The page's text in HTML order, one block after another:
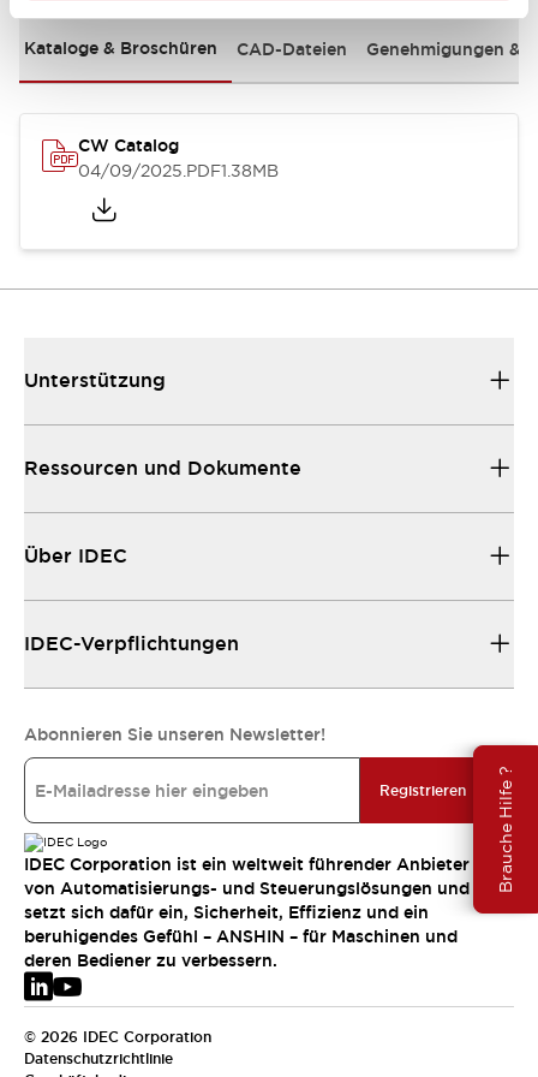
Brauche Hilfe ?
Kataloge & Broschüren CAD-Dateien Genehmigungen &
CW Catalog
04/09/2025.PDF1.38MB
Unterstützung
Ressourcen und Dokumente
Über IDEC
IDEC-Verpflichtungen
Abonnieren Sie unseren Newsletter!
Registrieren
IDEC Corporation ist ein weltweit führender Anbieter
von Automatisierungs- und Steuerungslösungen und
setzt sich dafür ein, Sicherheit, Effizienz und ein
beruhigendes Gefühl – ANSHIN – für Maschinen und
deren Bediener zu verbessern.
© 2026 IDEC Corporation
Datenschutzrichtlinie